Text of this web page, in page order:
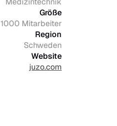
Größe
1000 Mitarbeiter
Region
Schweden
Website
juzo.com